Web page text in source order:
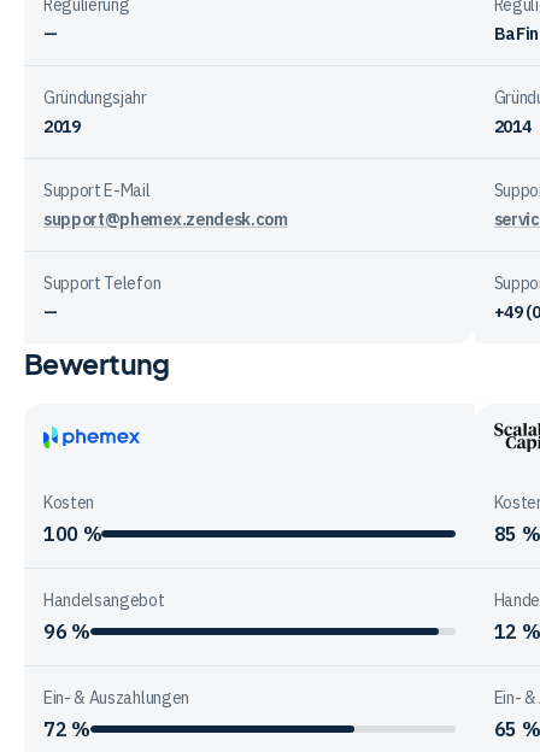
Regulierung
—
BaFin
Gründungsjahr
2019
2014
Support E-Mail
support@phemex.zendesk.com
Support Telefon
—
+49
Vergleichstabelle
der
Bewertung
Kosten
100 % 85 %
Handelsangebot
96 % 12 %
Ein- & Auszahlungen
72 %
Ein-
65 %